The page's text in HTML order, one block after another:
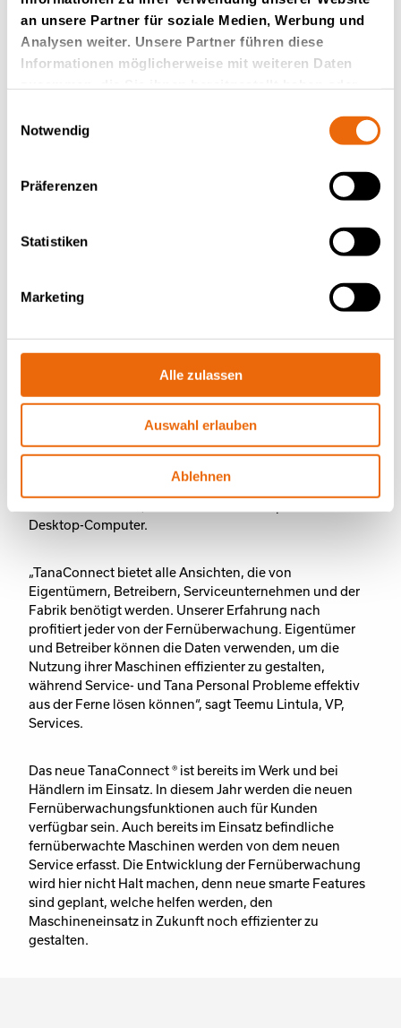
an unsere Partner für soziale Medien, Werbung und
Analysen weiter. Unsere Partner führen diese
Informationen möglicherweise mit weiteren Daten
gesammelt haben.
Notwendig
Präferenzen
Statistiken
Marketing
Alle zulassen
Auswahl erlauben
Ablehnen
tragen dazu bei, die Maschinenauslastung weltweit hoch
zu halten.
TanaConnect®-Portal
TanaConnect® Remote Tracking ist bereits seit zehn
ProTrack weiter ausgebaut, um das TanaConnect ® -
Portal zu erschaffen, das viele neue Funktionen enthält
und noch einfacher zu bedienen ist. TanaConnect® kann
Desktop-Computer.
„TanaConnect bietet alle Ansichten, die von
Eigentümern, Betreibern, Serviceunternehmen und der
Fabrik benötigt werden. Unserer Erfahrung nach
profitiert jeder von der Fernüberwachung. Eigentümer
und Betreiber können die Daten verwenden, um die
Nutzung ihrer Maschinen effizienter zu gestalten,
während Service- und Tana Personal Probleme effektiv
aus der Ferne lösen können“, sagt Teemu Lintula, VP,
Services.
Das neue TanaConnect ® ist bereits im Werk und bei
Händlern im Einsatz. In diesem Jahr werden die neuen
Fernüberwachungsfunktionen auch für Kunden
verfügbar sein. Auch bereits im Einsatz befindliche
fernüberwachte Maschinen werden von dem neuen
Service erfasst. Die Entwicklung der Fernüberwachung
wird hier nicht Halt machen, denn neue smarte Features
sind geplant, welche helfen werden, den
Maschineneinsatz in Zukunft noch effizienter zu
gestalten.